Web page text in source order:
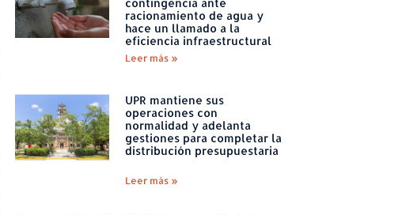
contingencia ante
racionamiento de agua y
hace un llamado a la
eficiencia infraestructural
Leer más »
UPR mantiene sus
operaciones con
normalidad y adelanta
gestiones para completar la
distribución presupuestaria
Leer más »